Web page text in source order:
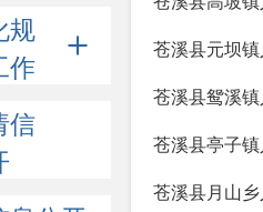
规
作
信
苍溪县元坝
苍溪县鸳溪
苍溪县亭子
苍溪县月山